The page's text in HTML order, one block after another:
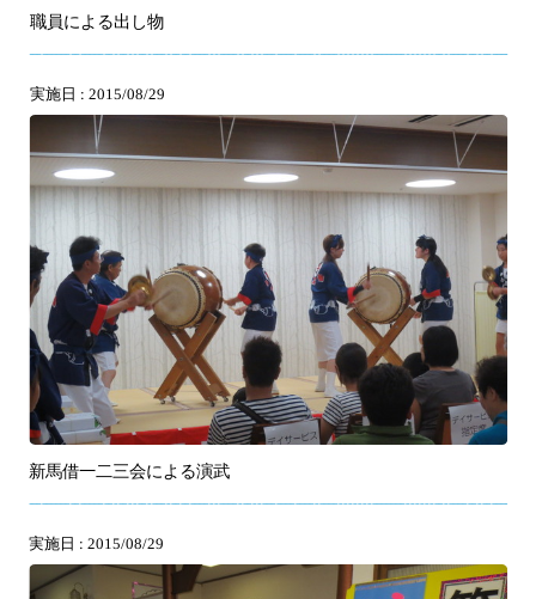
職員による出し物
実施日 : 2015/08/29
新馬借一二三会による演武
実施日 : 2015/08/29